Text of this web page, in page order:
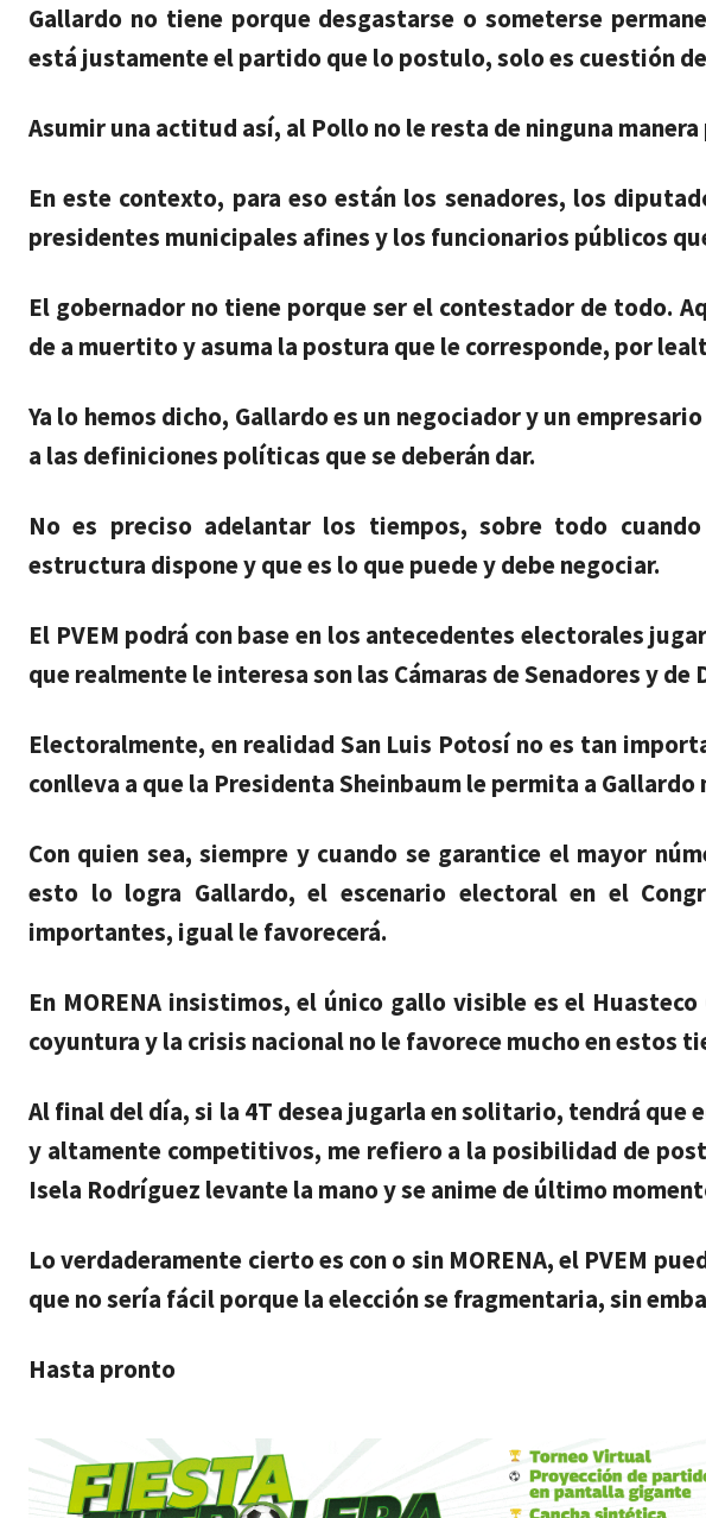
Gallardo no tiene porque desgastarse o someterse
está justamente el partido que lo postulo, solo es cuestión
Asumir una actitud así, al Pollo no le resta de ninguna
En este contexto, para eso están los senadores, los
presidentes municipales afines y los funcionarios públicos
El gobernador no tiene porque ser el contestador de todo.
de a muertito y asuma la postura que le corresponde, por
Ya lo hemos dicho, Gallardo es un negociador y un
a las definiciones políticas que se deberán dar.
No es preciso adelantar los tiempos, sobre todo
estructura dispone y que es lo que puede y debe negociar.
El PVEM podrá con base en los antecedentes electorales
que realmente le interesa son las Cámaras de Senadores y de
Electoralmente, en realidad San Luis Potosí no es tan
conlleva a que la Presidenta Sheinbaum le permita a
Con quien sea, siempre y cuando se garantice el mayor
esto lo logra Gallardo, el escenario electoral en el
importantes, igual le favorecerá.
En MORENA insistimos, el único gallo visible es el
coyuntura y la crisis nacional no le favorece mucho en estos
Al final del día, si la 4T desea jugarla en solitario, tendrá que
y altamente competitivos, me refiero a la posibilidad de
Isela Rodríguez levante la mano y se anime de último
Lo verdaderamente cierto es con o sin MORENA, el PVEM
que no sería fácil porque la elección se fragmentaria, sin
Hasta pronto